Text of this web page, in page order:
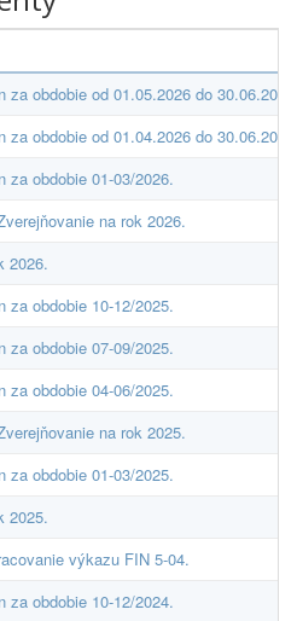
za obdobie od 01.05.2026 do
za obdobie od 01.04.2026 do
za obdobie 01-03/2026.
na rok 2026.
2026.
za obdobie 10-12/2025.
za obdobie 07-09/2025.
za obdobie 04-06/2025.
na rok 2025.
za obdobie 01-03/2025.
2025.
výkazu FIN 5-04.
za obdobie 10-12/2024.